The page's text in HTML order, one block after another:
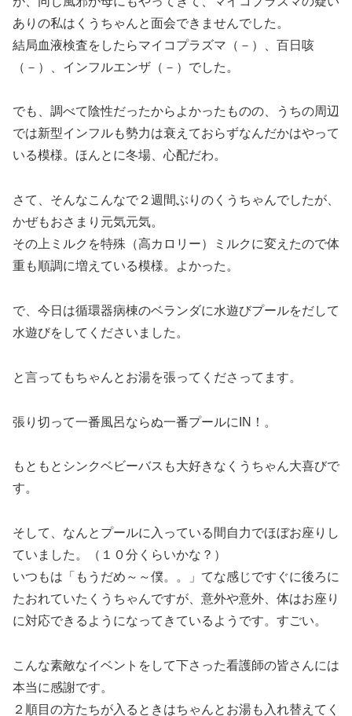
ありの私はくうちゃんと面会できませんでした。
結局血液検査をしたらマイコプラズマ（－）、百日咳
（－）、インフルエンザ（－）でした。
でも、調べて陰性だったからよかったものの、うちの周辺
では新型インフルも勢力は衰えておらずなんだかはやって
いる模様。ほんとに冬場、心配だわ。
さて、そんなこんなで２週間ぶりのくうちゃんでしたが、
かぜもおさまり元気元気。
その上ミルクを特殊（高カロリー）ミルクに変えたので体
重も順調に増えている模様。よかった。
で、今日は循環器病棟のベランダに水遊びプールをだして
水遊びをしてくださいました。
と言ってもちゃんとお湯を張ってくださってます。
張り切って一番風呂ならぬ一番プールにIN！。
もともとシンクベビーバスも大好きなくうちゃん大喜びで
す。
そして、なんとプールに入っている間自力でほぼお座りし
ていました。（１０分くらいかな？）
いつもは「もうだめ～～僕。。」てな感じですぐに後ろに
たおれていたくうちゃんですが、意外や意外、体はお座り
に対応できるようになってきているようです。すごい。
こんな素敵なイベントをして下さった看護師の皆さんには
本当に感謝です。
２順目の方たちが入るときはちゃんとお湯も入れ替えてく